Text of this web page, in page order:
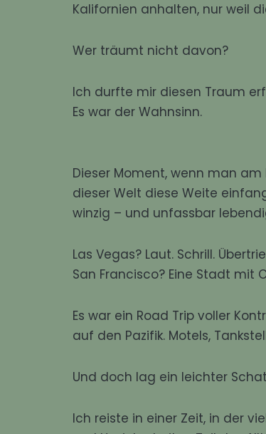
Kalifornien anhalten, nur weil
Wer träumt nicht davon?
Ich durfte mir diesen Traum
Es war der Wahnsinn.
Dieser Moment, wenn man
dieser Welt diese Weite
winzig – und unfassbar
Las Vegas? Laut. Schrill.
San Francisco? Eine Stadt mit
Es war ein Road Trip voller
auf den Pazifik. Motels,
Und doch lag ein leichter
Ich reiste in einer Zeit, in der